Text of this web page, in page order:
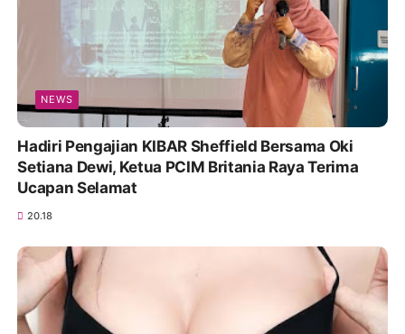
NEWS
Hadiri Pengajian KIBAR Sheffield Bersama Oki
Setiana Dewi, Ketua PCIM Britania Raya Terima
Ucapan Selamat
20.18